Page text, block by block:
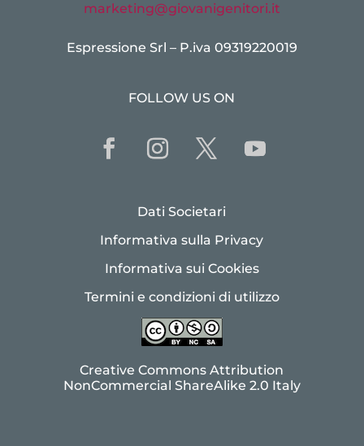
marketing@giovanigenitori.it
Espressione Srl – P.iva 09319220019
FOLLOW US ON
Dati Societari
Informativa sulla Privacy
Informativa sui Cookies
Termini e condizioni di utilizzo
Creative Commons Attribution
NonCommercial ShareAlike 2.0 Italy